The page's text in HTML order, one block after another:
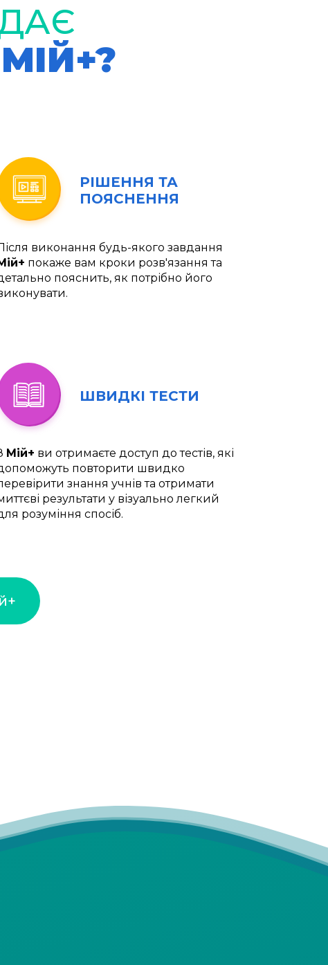
РІШЕННЯ ТА
ПОЯСНЕННЯ
виконання будь-якого завдання
покаже вам кроки розв'язання та
пояснить, як потрібно його
ШВИДКІ ТЕСТИ
Мій+ ви отримаєте доступ до тестів, які
повторити швидко
знання учнів та отримати
результати у візуально легкий
розуміння спосіб.